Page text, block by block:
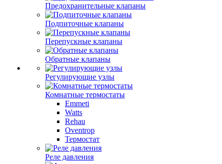
Предохранительные клапаны
Подпиточные клапаны
Перепускные клапаны
Обратные клапаны
Регулирующие узлы
Комнатные термостаты
Emmeti
Watts
Rehau
Oventrop
Термостат
Реле давления